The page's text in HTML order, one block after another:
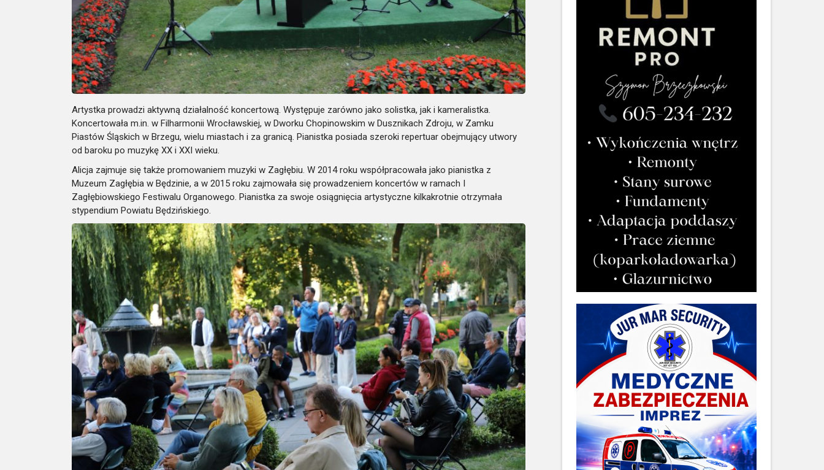
Artystka prowadzi aktywną działalność koncertową. Występuje zarówno jako solistka, jak i kameralistka.
Koncertowała m.in. w Filharmonii Wrocławskiej, w Dworku Chopinowskim w Dusznikach Zdroju, w Zamku
Piastów Śląskich w Brzegu, wielu miastach i za granicą. Pianistka posiada szeroki repertuar obejmujący utwory
od baroku po muzykę XX i XXI wieku.
Alicja zajmuje się także promowaniem muzyki w Zagłębiu. W 2014 roku współpracowała jako pianistka z
Muzeum Zagłębia w Będzinie, a w 2015 roku zajmowała się prowadzeniem koncertów w ramach I
Zagłębiowskiego Festiwalu Organowego. Pianistka za swoje osiągnięcia artystyczne kilkakrotnie otrzymała
stypendium Powiatu Będzińskiego.